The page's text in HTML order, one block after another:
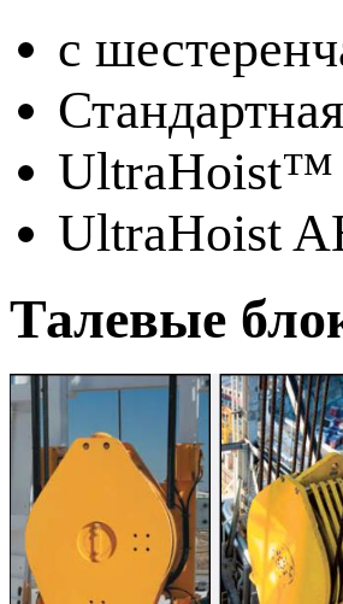
с
UltraHoist™
UltraHoist
Талевые